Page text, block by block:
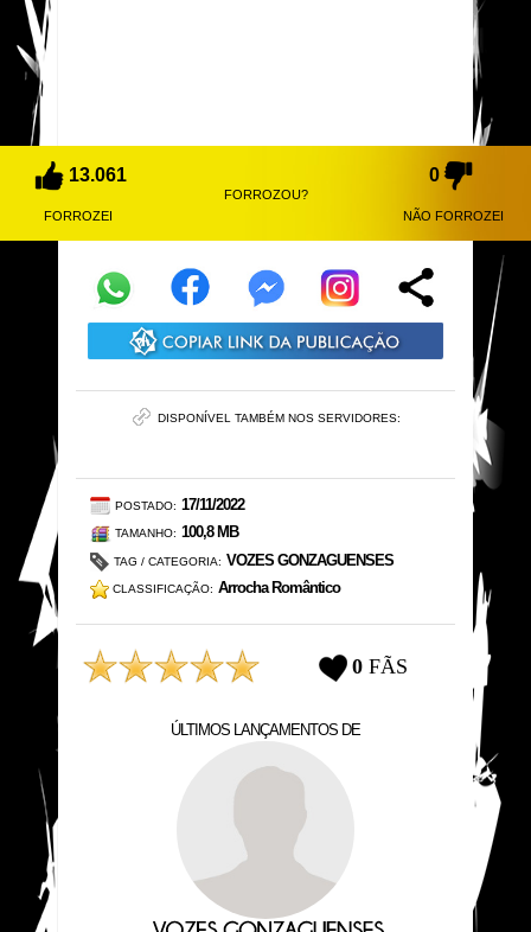
DISPONÍVEL TAMBÉM NOS SERVIDORES:
POSTADO: 17/11/2022
TAMANHO: 100,8 MB
TAG / CATEGORIA: VOZES GONZAGUENSES
CLASSIFICAÇÃO: Arrocha Romântico
ÚLTIMOS LANÇAMENTOS DE